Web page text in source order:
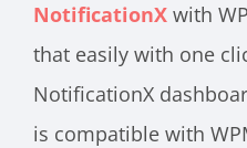
NotificationX with
that easily with one
NotificationX
is compatible with